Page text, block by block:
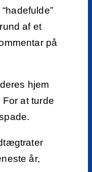
af et
på
hjem
at turde
år,